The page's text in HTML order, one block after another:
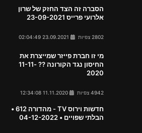
הסברה זה הצד החזק של שרון
אלרועי פרייס 23-09-2021
2802 צפיות
מי זו חברת פייזר שמייצרת את
החיסון נגד הקורונה ?? 11-11-
2020
4942 צפיות
חדשות וירוס TV - מהדורה 612 •
הבלתי שפויים • 04-12-2022